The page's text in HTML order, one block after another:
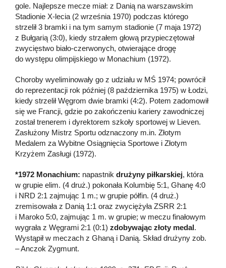
gole. Najlepsze mecze miał: z Danią na warszawskim
Stadionie X-lecia (2 września 1970) podczas którego
strzelił 3 bramki i na tym samym stadionie (7 maja 1972)
z Bułgarią (3:0), kiedy strzałem głową przypieczętował
zwycięstwo biało-czerwonych, otwierające drogę
do występu olimpijskiego w Monachium (1972).
Choroby wyeliminowały go z udziału w MŚ 1974; powrócił
do reprezentacji rok później (8 października 1975) w Łodzi,
kiedy strzelił Węgrom dwie bramki (4:2). Potem zadomowił
się we Francji, gdzie po zakończeniu kariery zawodniczej
został trenerem i dyrektorem szkoły sportowej w Lieven.
Zasłużony Mistrz Sportu odznaczony m.in. Złotym
Medalem za Wybitne Osiągnięcia Sportowe i Złotym
Krzyżem Zasługi (1972).
*1972 Monachium: napastnik drużyny piłkarskiej, która
w grupie elim. (4 druż.) pokonała Kolumbię 5:1, Ghanę 4:0
i NRD 2:1 zajmując 1 m.; w grupie półfin. (4 druż.)
zremisowała z Danią 1:1 oraz zwyciężyła ZSRR 2:1
i Maroko 5:0, zajmując 1 m. w grupie; w meczu finałowym
wygrała z Węgrami 2:1 (0:1) zdobywając złoty medal.
Wystąpił w meczach z Ghaną i Danią. Skład drużyny zob.
– Anczok Zygmunt.